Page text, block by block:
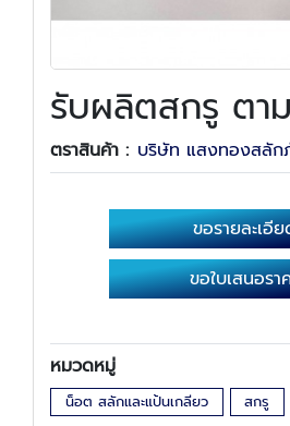
รับผลิตสกรู ตา
ตราสินค้า : บริษัท แสงทองสลั
ขอรายละเอี
ขอใบเสนอรา
หมวดหมู่
น็อต สลักและแป้นเกลียว สกรู